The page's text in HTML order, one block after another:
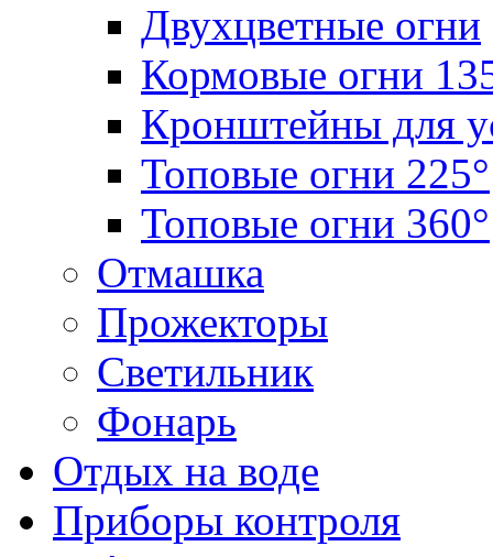
Двухцветные огни
Кормовые огни
Кронштейны для
Топовые огни 225°
Топовые огни 360°
Отмашка
Прожекторы
Светильник
Фонарь
Отдых на воде
Приборы контроля